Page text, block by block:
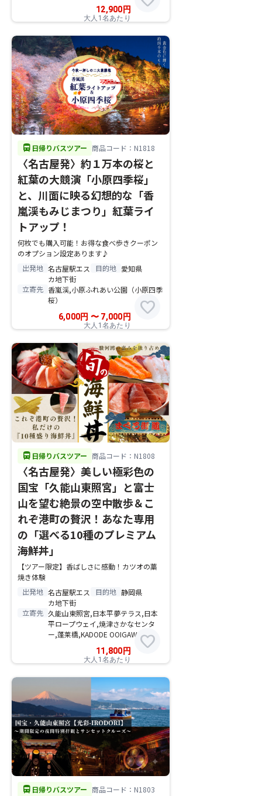
12,900 円
大人1名あたり
directions_bus 日帰りバスツアー 商品コード：N1818
〈名古屋発〉約１万本の桜と
紅葉の大競演「小原四季桜」
と、川面に映る幻想的な「香
嵐渓もみじまつり」紅葉ライ
トアップ！
何枚でも購入可能！お得な食べ歩きクーポン
のオプション設定あります♪
出発地 名古屋駅エス
カ地下街
目的地 愛知県
立寄先 香嵐渓,小原ふれあい公園（小原四季
桜）
6,000円 〜7,000 円
大人1名あたり
favorite
directions_bus 日帰りバスツアー 商品コード：N1808
〈名古屋発〉美しい極彩色の
国宝「久能山東照宮」と富士
山を望む絶景の空中散歩＆こ
れぞ港町の贅沢！あなた専用
の「選べる10種のプレミアム
海鮮丼」
【ツアー限定】香ばしさに感動！カツオの藁
焼き体験
出発地 名古屋駅エス
カ地下街
目的地 静岡県
立寄先 久能山東照宮,日本平夢テラス,日本
平ロープウェイ,焼津さかなセンタ
ー,蓬莱橋,KADODE OOIGAWA
11,800 円
大人1名あたり
favorite
directions_bus 日帰りバスツアー 商品コード：N1803